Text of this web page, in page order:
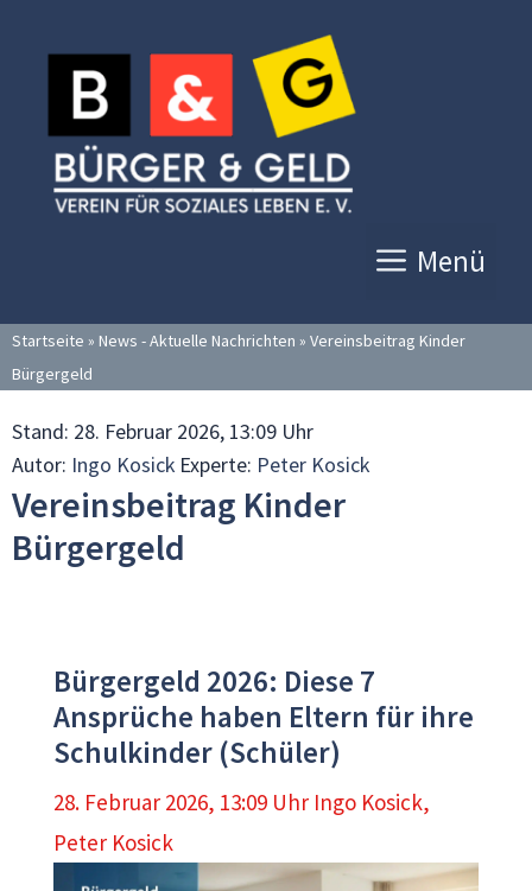
Inhalt
springen
Menü
Startseite » News - Aktuelle Nachrichten » Vereinsbeitrag Kinder
Bürgergeld
Stand: 28. Februar 2026, 13:09 Uhr
Autor: Ingo Kosick Experte: Peter Kosick
Vereinsbeitrag Kinder
Bürgergeld
Bürgergeld 2026: Diese 7
Ansprüche haben Eltern für ihre
Schulkinder (Schüler)
28. Februar 2026, 13:09 Uhr Ingo Kosick,
Peter Kosick